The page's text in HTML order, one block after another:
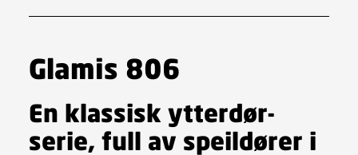
Glamis 806
En klassisk ytterdør-
serie, full av speildører i